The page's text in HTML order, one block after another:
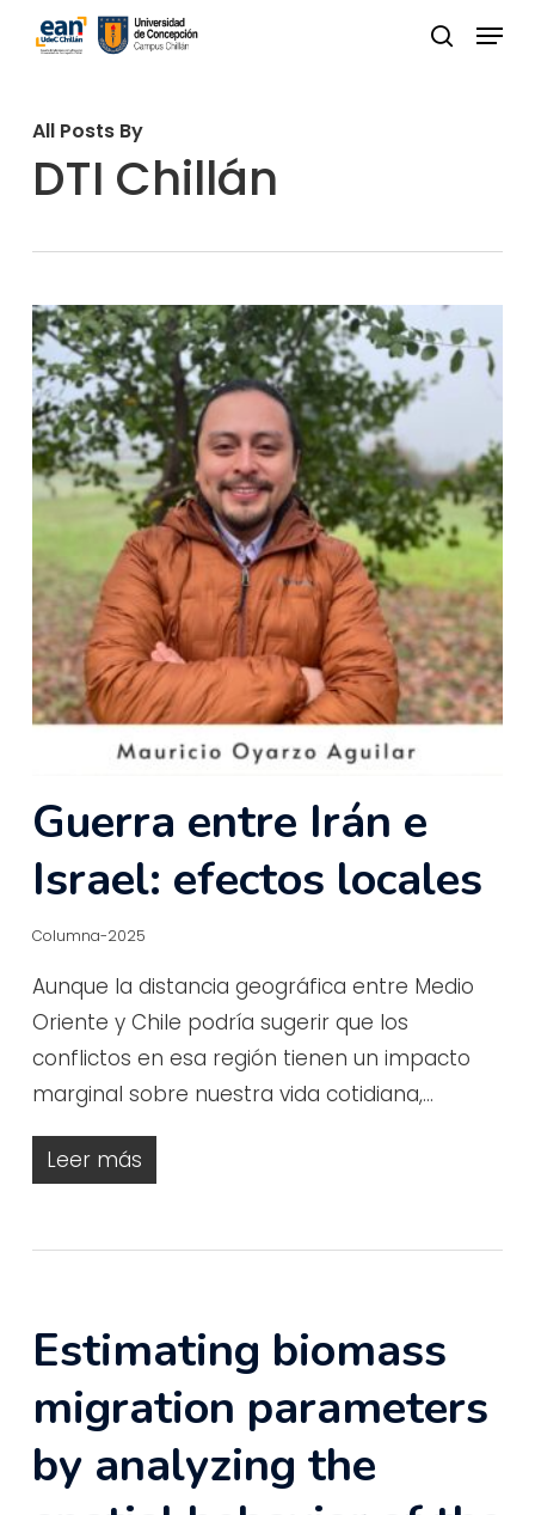
content
buscar
Menu
All Posts By
DTI Chillán
Guerra entre Irán e
Israel: efectos locales
Columna-2025
Aunque la distancia geográfica entre Medio
Oriente y Chile podría sugerir que los
conflictos en esa región tienen un impacto
marginal sobre nuestra vida cotidiana,…
Leer más
Estimating biomass
migration parameters
by analyzing the